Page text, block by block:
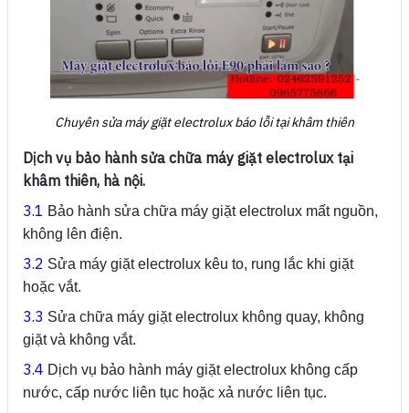
Chuyên sửa máy giặt electrolux báo lỗi tại khâm thiên
Dịch vụ bảo hành sửa chữa máy giặt electrolux tại
khâm thiên, hà nội.
3.1 Bảo hành sửa chữa máy giặt electrolux mất nguồn,
không lên điện.
3.2 Sửa máy giặt electrolux kêu to, rung lắc khi giặt
hoặc vắt.
3.3 Sửa chữa máy giặt electrolux không quay, không
giặt và không vắt.
3.4 Dịch vụ bảo hành máy giặt electrolux không cấp
nước, cấp nước liên tục hoặc xả nước liên tục.